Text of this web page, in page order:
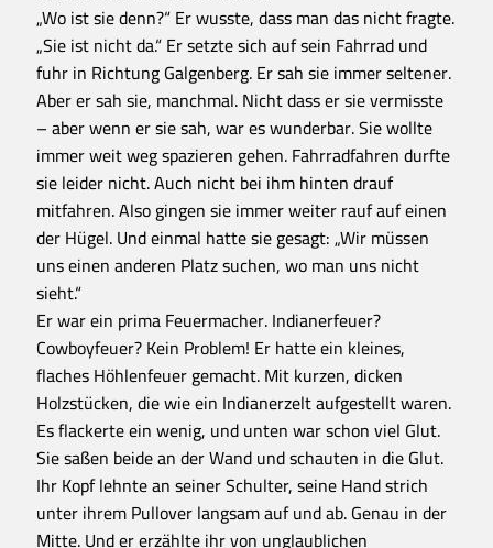
„Wo ist sie denn?“ Er wusste, dass man das nicht fragte.
„Sie ist nicht da.“ Er setzte sich auf sein Fahrrad und
fuhr in Richtung Galgenberg. Er sah sie immer seltener.
Aber er sah sie, manchmal. Nicht dass er sie vermisste
– aber wenn er sie sah, war es wunderbar. Sie wollte
immer weit weg spazieren gehen. Fahrradfahren durfte
sie leider nicht. Auch nicht bei ihm hinten drauf
mitfahren. Also gingen sie immer weiter rauf auf einen
der Hügel. Und einmal hatte sie gesagt: „Wir müssen
uns einen anderen Platz suchen, wo man uns nicht
sieht.“
Er war ein prima Feuermacher. Indianerfeuer?
Cowboyfeuer? Kein Problem! Er hatte ein kleines,
flaches Höhlenfeuer gemacht. Mit kurzen, dicken
Holzstücken, die wie ein Indianerzelt aufgestellt waren.
Es flackerte ein wenig, und unten war schon viel Glut.
Sie saßen beide an der Wand und schauten in die Glut.
Ihr Kopf lehnte an seiner Schulter, seine Hand strich
unter ihrem Pullover langsam auf und ab. Genau in der
Mitte. Und er erzählte ihr von unglaublichen